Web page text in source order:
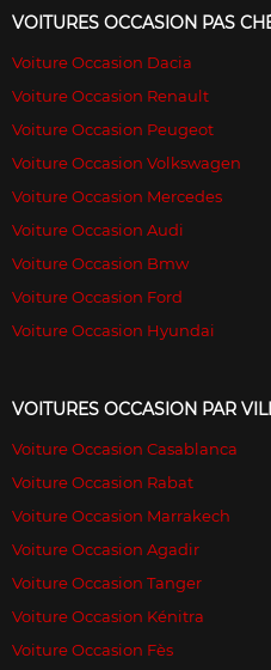
VOITURES OCCASION PAS
Voiture Occasion Dacia
Voiture Occasion Renault
Voiture Occasion Peugeot
Voiture Occasion Volkswagen
Voiture Occasion Mercedes
Voiture Occasion Audi
Voiture Occasion Bmw
Voiture Occasion Ford
Voiture Occasion Hyundai
VOITURES OCCASION PAR
Voiture Occasion Casablanca
Voiture Occasion Rabat
Voiture Occasion Marrakech
Voiture Occasion Agadir
Voiture Occasion Tanger
Voiture Occasion Kénitra
Voiture Occasion Fès